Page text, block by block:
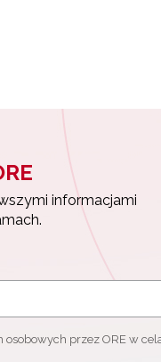
informacjami
przez ORE w